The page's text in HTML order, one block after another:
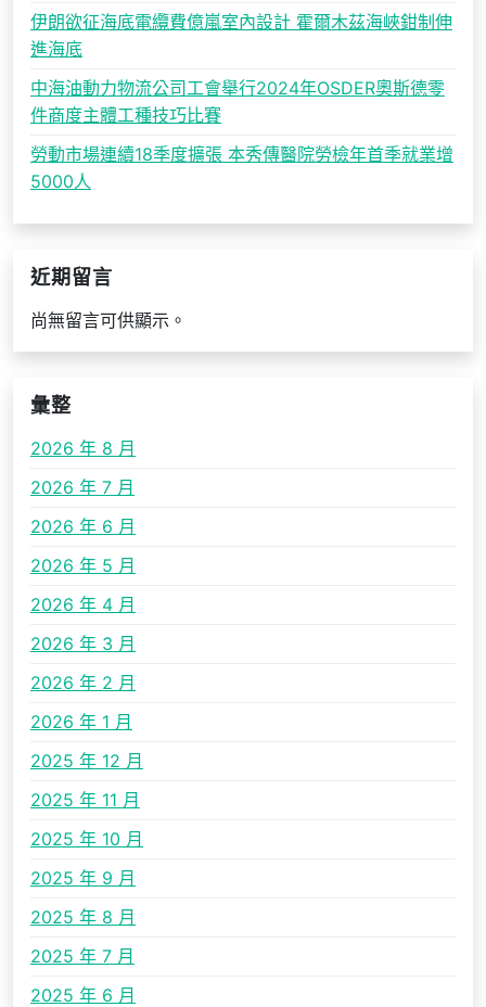
伊朗欲征海底電纜費億嵐室內設計 霍爾木茲海峽鉗制伸
進海底
中海油動力物流公司工會舉行2024年OSDER奧斯德零
件商度主體工種技巧比賽
勞動市場連續18季度擴張 本秀傳醫院勞檢年首季就業增
5000人
近期留言
尚無留言可供顯示。
彙整
2026 年 8 月
2026 年 7 月
2026 年 6 月
2026 年 5 月
2026 年 4 月
2026 年 3 月
2026 年 2 月
2026 年 1 月
2025 年 12 月
2025 年 11 月
2025 年 10 月
2025 年 9 月
2025 年 8 月
2025 年 7 月
2025 年 6 月